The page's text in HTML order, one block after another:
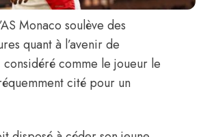
Monaco soulève des
quant à l’avenir de
considéré comme le joueur le
cité pour un